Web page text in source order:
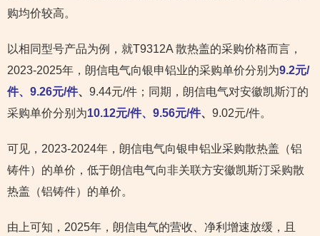
购均价较高。
以相同型号产品为例，就T9312A 散热盖的采购价格而言，
2023-2025年，朗信电气向银申铝业的采购单价分别为9.2元/
件、9.26元/件、 9.44元/件；同期，朗信电气对安徽凯斯汀的
采购单价分别为10.12元/件、9.56元/件、 9.02元/件。
可见，2023-2024年，朗信电气向银申铝业采购散热盖（铝
铸件）的单价，低于朗信电气向非关联方安徽凯斯汀采购散
热盖（铝铸件）的单价。
由上可知，2025年，朗信电气的营收、净利增速放缓，且